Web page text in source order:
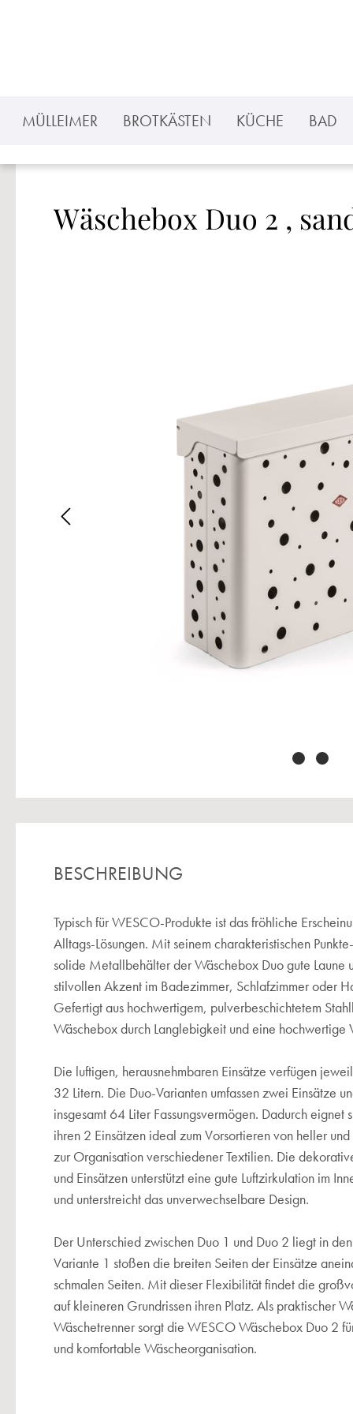
MÜLLEIMER BROTKÄSTEN KÜCHE BAD
Wäschebox Duo 2 ,
BESCHREIBUNG
Typisch für WESCO-Produkte ist das fröhliche
Alltags-Lösungen. Mit seinem charakteristischen
solide Metallbehälter der Wäschebox Duo gute Laune
stilvollen Akzent im Badezimmer, Schlafzimmer oder
Gefertigt aus hochwertigem, pulverbeschichtetem
Wäschebox durch Langlebigkeit und eine hochwertige
Die luftigen, herausnehmbaren Einsätze verfügen
32 Litern. Die Duo-Varianten umfassen zwei Einsätze
insgesamt 64 Liter Fassungsvermögen. Dadurch eignet
ihren 2 Einsätzen ideal zum Vorsortieren von heller
zur Organisation verschiedener Textilien. Die
und Einsätzen unterstützt eine gute Luftzirkulation im
und unterstreicht das unverwechselbare Design.
Der Unterschied zwischen Duo 1 und Duo 2 liegt in
Variante 1 stoßen die breiten Seiten der Einsätze
schmalen Seiten. Mit dieser Flexibilität findet die
auf kleineren Grundrissen ihren Platz. Als praktischer
Wäschetrenner sorgt die WESCO Wäschebox Duo 2
und komfortable Wäscheorganisation.